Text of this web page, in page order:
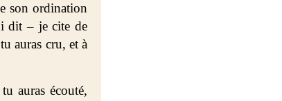
son ordination
dit – je cite de
auras cru, et à
auras écouté,